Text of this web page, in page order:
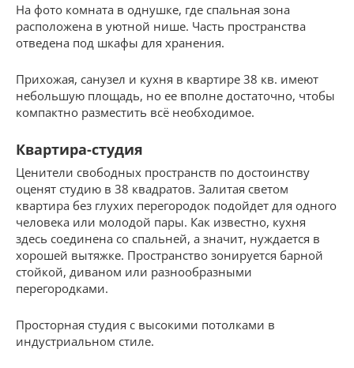
На фото комната в однушке, где спальная зона
расположена в уютной нише. Часть пространства
отведена под шкафы для хранения.
Прихожая, санузел и кухня в квартире 38 кв. имеют
небольшую площадь, но ее вполне достаточно, чтобы
компактно разместить всё необходимое.
Квартира-студия
Ценители свободных пространств по достоинству
оценят студию в 38 квадратов. Залитая светом
квартира без глухих перегородок подойдет для одного
человека или молодой пары. Как известно, кухня
здесь соединена со спальней, а значит, нуждается в
хорошей вытяжке. Пространство зонируется барной
стойкой, диваном или разнообразными
перегородками.
Просторная студия с высокими потолками в
индустриальном стиле.